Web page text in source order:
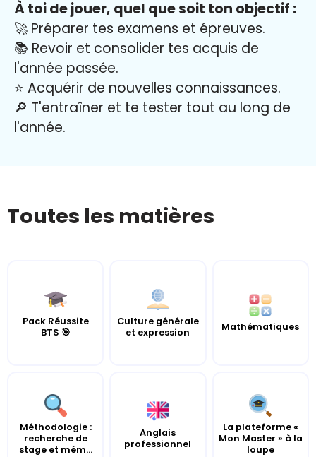
À toi de jouer, quel que soit ton objectif :
🚀 Préparer tes examens et épreuves.
📚 Revoir et consolider tes acquis de
l'année passée.
⭐️ Acquérir de nouvelles connaissances.
🔎 T'entraîner et te tester tout au long de
l'année.
Toutes les matières
Pack Réussite
BTS 🎯
Culture générale
et expression
Mathématiques
Méthodologie :
recherche de
stage et mém...
Anglais
professionnel
La plateforme «
Mon Master » à la
loupe